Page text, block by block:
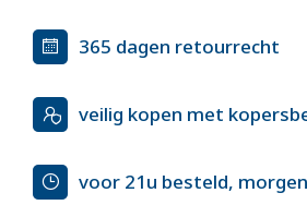
365 dagen retourrecht
veilig kopen met
voor 21u besteld,